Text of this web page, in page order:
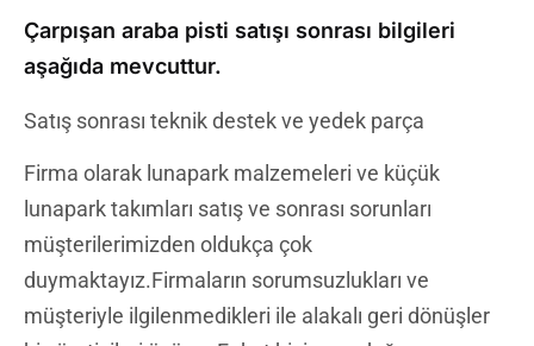
Çarpışan araba pisti satışı sonrası bilgileri
aşağıda mevcuttur.
Satış sonrası teknik destek ve yedek parça
Firma olarak lunapark malzemeleri ve küçük
lunapark takımları satış ve sonrası sorunları
müşterilerimizden oldukça çok
duymaktayız.Firmaların sorumsuzlukları ve
müşteriyle ilgilenmedikleri ile alakalı geri dönüşler